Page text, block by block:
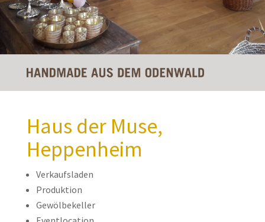
Haus der Muse,
Heppenheim
Verkaufsladen
Produktion
Gewölbekeller